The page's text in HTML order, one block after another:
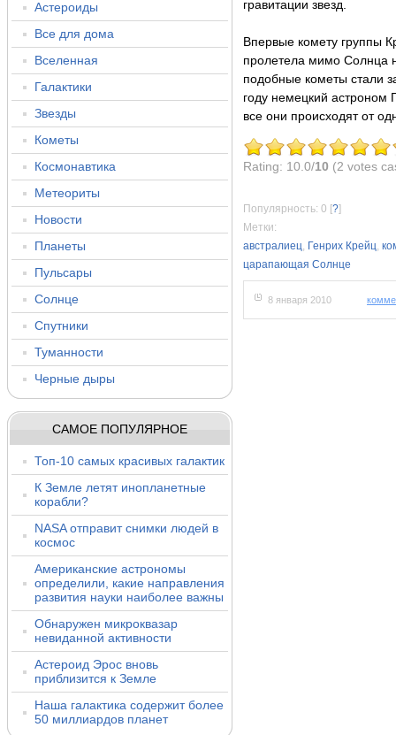
Астероиды
Все для дома
Вселенная
Галактики
Звезды
Кометы
Космонавтика
Метеориты
Новости
Планеты
Пульсары
Солнце
Спутники
Туманности
Черные дыры
САМОЕ ПОПУЛЯРНОЕ
Топ-10 самых красивых галактик
К Земле летят инопланетные
корабли?
NASA отправит снимки людей в
космос
Американские астрономы
определили, какие направления
развития науки наиболее важны
Обнаружен микроквазар
невиданной активности
Астероид Эрос вновь
приблизится к Земле
Наша галактика содержит более
50 миллиардов планет
гравитации звезд.
Впервые комету группы
пролетела мимо Солнца
подобные кометы стали
году немецкий астроном
все они происходят от
Rating: 10.0/10 (2 votes
Популярность: 0 [?]
Метки:
австралиец, Генрих Крейц,
царапающая Солнце
8 января 2010